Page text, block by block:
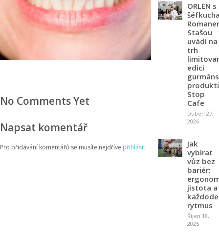
No Comments Yet
Napsat komentář
Pro přidávání komentářů se musíte nejdříve přihlásit.
ORLEN s
Stašou
uvádí na
trh
edici
Stop
Cafe
Duben 27,
2026
Jak
vybírat
vůz bez
bariér:
jistota a
rytmus
Říjen 18,
2025